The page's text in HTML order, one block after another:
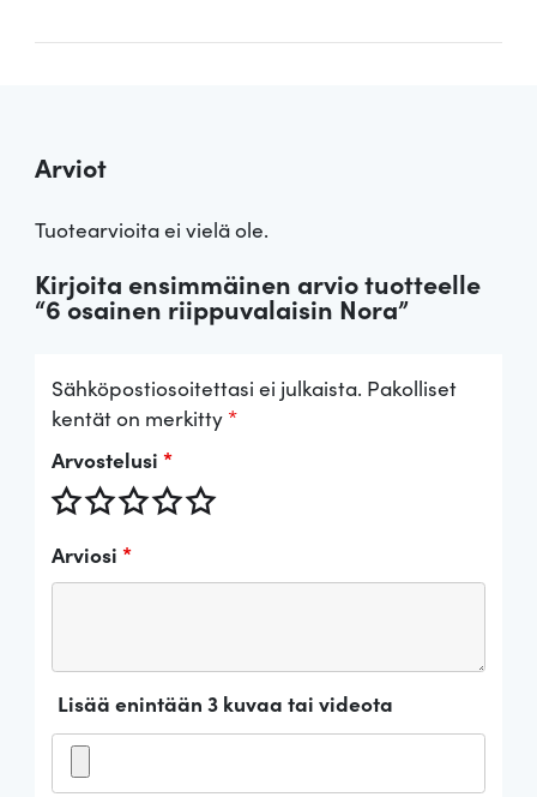
Arviot
Tuotearvioita ei vielä ole.
Kirjoita ensimmäinen arvio tuotteelle
“6 osainen riippuvalaisin Nora”
Sähköpostiosoitettasi ei julkaista. Pakolliset
kentät on merkitty *
Arvostelusi *
Arviosi *
Lisää enintään 3 kuvaa tai videota